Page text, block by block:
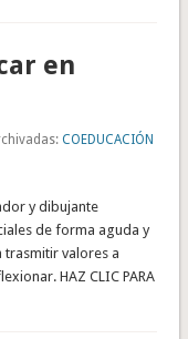
en
COEDUCACIÓN
y dibujante
de forma aguda y
trasmitir valores a
HAZ CLIC PARA